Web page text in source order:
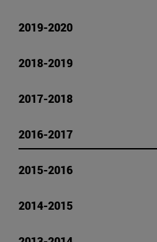
2019-2020
2018-2019
2017-2018
2016-2017
2015-2016
2014-2015